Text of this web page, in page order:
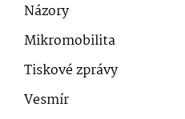
Názory
Mikromobilita
Tiskové zprávy
Vesmír